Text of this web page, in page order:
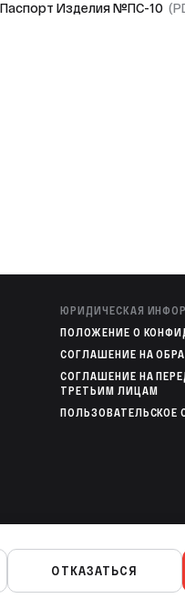
Паспорт Изделия №ПС-10
ЮРИДИЧЕСКАЯ
ПОЛОЖЕНИЕ О
СОГЛАШЕНИЕ НА
СОГЛАШЕНИЕ НА
ТРЕТЬИМ ЛИЦАМ
ПОЛЬЗОВАТЕЛЬСКОЕ
МОБИЛЬНЫЕ
ОТКАЗАТЬСЯ